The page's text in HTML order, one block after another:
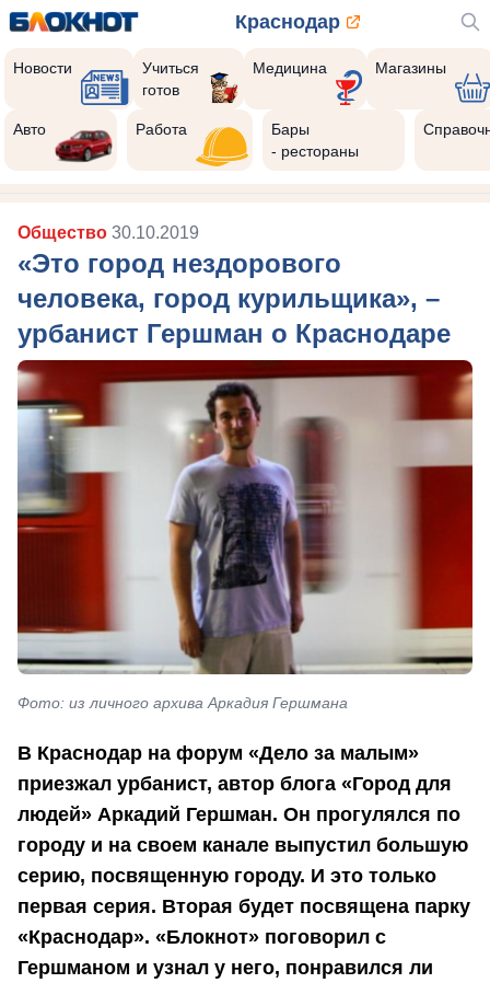
Краснодар
Новости
Учиться
готов
Медицина Магазины
Авто Работа
Бары
- рестораны
Общество 30.10.2019
«Это город нездорового
человека, город курильщика», –
урбанист Гершман о Краснодаре
Фото: из личного архива Аркадия Гершмана
В Краснодар на форум «Дело за малым»
приезжал урбанист, автор блога «Город для
людей» Аркадий Гершман. Он прогулялся по
городу и на своем канале выпустил большую
серию, посвященную городу. И это только
первая серия. Вторая будет посвящена парку
«Краснодар». «Блокнот» поговорил с
Гершманом и узнал у него, понравился ли